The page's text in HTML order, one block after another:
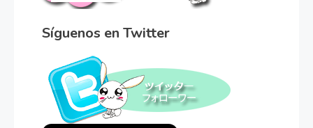
Síguenos en Twitter